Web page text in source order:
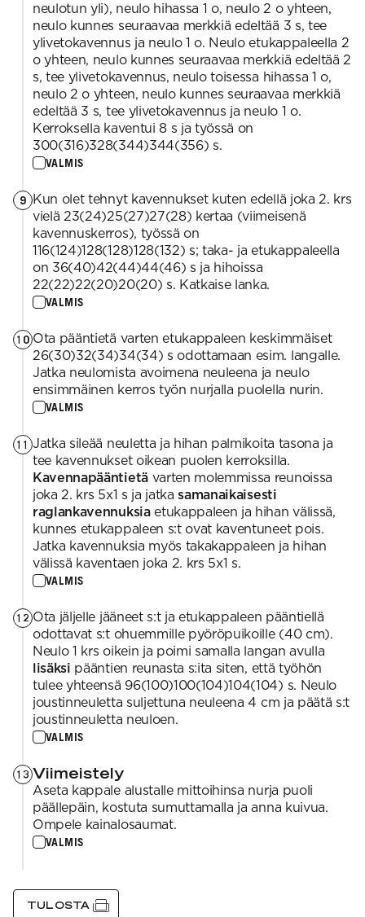
neulotun yli), neulo hihassa 1 o, neulo 2 o yhteen,
neulo kunnes seuraavaa merkkiä edeltää 3 s, tee
ylivetokavennus ja neulo 1 o. Neulo etukappaleella 2
o yhteen, neulo kunnes seuraavaa merkkiä edeltää 2
s, tee ylivetokavennus, neulo toisessa hihassa 1 o,
neulo 2 o yhteen, neulo kunnes seuraavaa merkkiä
edeltää 3 s, tee ylivetokavennus ja neulo 1 o.
Kerroksella kaventui 8 s ja työssä on
300(316)328(344)344(356) s.
VALMIS
9 Kun olet tehnyt kavennukset kuten edellä joka 2. krs
vielä 23(24)25(27)27(28) kertaa (viimeisenä
kavennuskerros), työssä on
116(124)128(128)128(132) s; taka- ja etukappaleella
on 36(40)42(44)44(46) s ja hihoissa
22(22)22(20)20(20) s. Katkaise lanka.
VALMIS
10 Ota pääntietä varten etukappaleen keskimmäiset
26(30)32(34)34(34) s odottamaan esim. langalle.
Jatka neulomista avoimena neuleena ja neulo
ensimmäinen kerros työn nurjalla puolella nurin.
VALMIS
11 Jatka sileää neuletta ja hihan palmikoita tasona ja
tee kavennukset oikean puolen kerroksilla.
Kavennapääntietävarten molemmissa reunoissa
joka 2. krs 5x1 s ja jatkasamanaikaisesti
raglankavennuksiaetukappaleen ja hihan välissä,
kunnes etukappaleen s:t ovat kaventuneet pois.
Jatka kavennuksia myös takakappaleen ja hihan
välissä kaventaen joka 2. krs 5x1 s.
VALMIS
12 Ota jäljelle jääneet s:t ja etukappaleen pääntiellä
odottavat s:t ohuemmille pyöröpuikoille (40 cm).
Neulo 1 krs oikein ja poimi samalla langan avulla
lisäksi pääntien reunasta s:ita siten, että työhön
tulee yhteensä 96(100)100(104)104(104) s. Neulo
joustinneuletta suljettuna neuleena 4 cm ja päätä s:t
joustinneuletta neuloen.
VALMIS
13 Viimeistely
Aseta kappale alustalle mittoihinsa nurja puoli
päällepäin, kostuta sumuttamalla ja anna kuivua.
Ompele kainalosaumat.
VALMIS
TULOSTA